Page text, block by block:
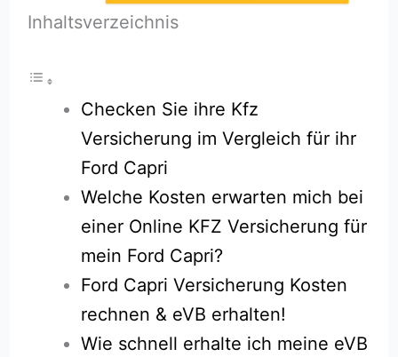
Inhaltsverzeichnis
Checken Sie ihre Kfz
Versicherung im Vergleich für ihr
Ford Capri
Welche Kosten erwarten mich bei
einer Online KFZ Versicherung für
mein Ford Capri?
Ford Capri Versicherung Kosten
rechnen & eVB erhalten!
Wie schnell erhalte ich meine eVB